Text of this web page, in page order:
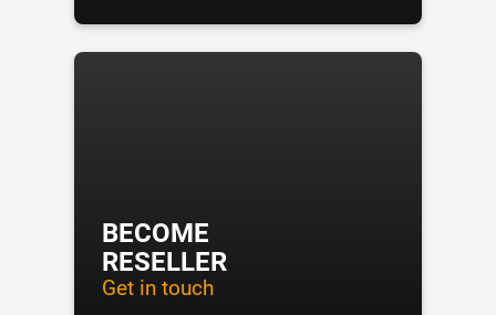
BECOME
RESELLER
Get in touch